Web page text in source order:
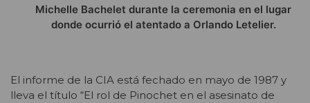
Michelle Bachelet durante la ceremonia en el lugar
donde ocurrió el atentado a Orlando Letelier.
El informe de la CIA está fechado en mayo de 1987 y
lleva el título “El rol de Pinochet en el asesinato de